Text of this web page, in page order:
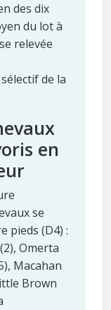
des dix
du lot à
relevée
de la
en
se
pieds (D4) :
Omerta
Macahan
Brown